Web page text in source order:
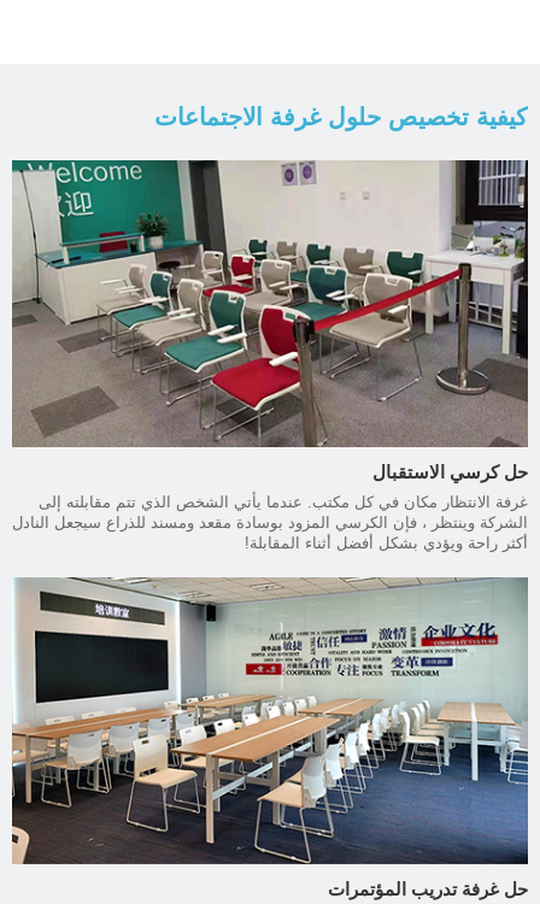
كيفية تخصيص حلول غرفة الاجتماعات
حل كرسي الاستقبال
غرفة الانتظار مكان في كل مكتب. عندما يأتي الشخص الذي تتم مقابلته إلى
الشركة وينتظر ، فإن الكرسي المزود بوسادة مقعد ومسند للذراع سيجعل النادل
أكثر راحة ويؤدي بشكل أفضل أثناء المقابلة!
حل غرفة تدريب المؤتمرات